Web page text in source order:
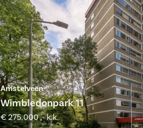
Amstelveen
Wimbledonpark 11
€ 275.000 ,- k.k.